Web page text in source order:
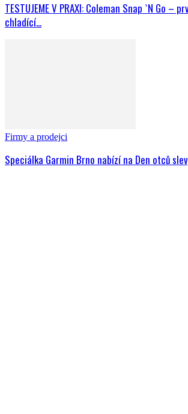
TESTUJEME V PRAXI: Coleman Snap `N Go –
chladící...
Firmy a prodejci
Speciálka Garmin Brno nabízí na Den otců